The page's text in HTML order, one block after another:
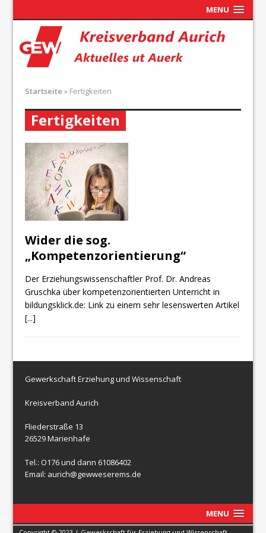
MENU
Startseite » Fertigkeiten
Fertigkeiten
Wider die sog.
„Kompetenzorientierung“
Der Erziehungswissenschaftler Prof. Dr. Andreas
Gruschka über kompetenzorientierten Unterricht in
bildungsklick.de: Link zu einem sehr lesenswerten Artikel
[...]
Gewerkschaft Erziehung und Wissenschaft
Kreisverband Aurich
Fliederstraße 13
26529 Marienhafe
Tel.: O176 und dann 61086402
Email: aurich@gewweserems.de
MENU